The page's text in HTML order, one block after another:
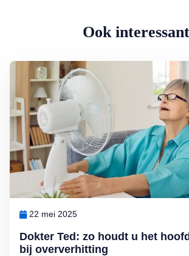
Ook interessant
Dokter Ted: zo houdt u het
bij oververhitting
22 mei 2025
Lees meer over Dokter Ted: zo houdt u het